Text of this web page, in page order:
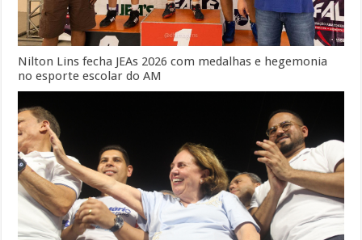
Nilton Lins fecha JEAs 2026 com medalhas e hegemonia
no esporte escolar do AM